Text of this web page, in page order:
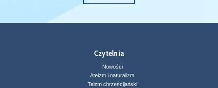
Czytelnia
Nowości
Ateizm i naturalizm
Teizm chrześcijański